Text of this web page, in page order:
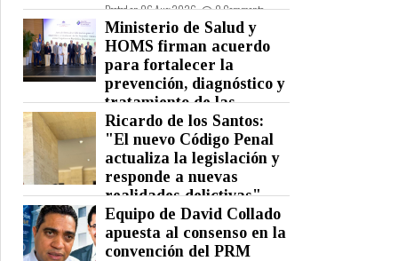
Posted on 06 Aug 2026 - 0 Comments
Ministerio de Salud y
HOMS firman acuerdo
para fortalecer la
prevención, diagnóstico y
tratamiento de las
hepatitis virales
Posted on 06 Aug 2026 - 0 Comments
Ricardo de los Santos:
"El nuevo Código Penal
actualiza la legislación y
responde a nuevas
realidades delictivas"
Posted on 06 Aug 2026 - 0 Comments
Equipo de David Collado
apuesta al consenso en la
convención del PRM